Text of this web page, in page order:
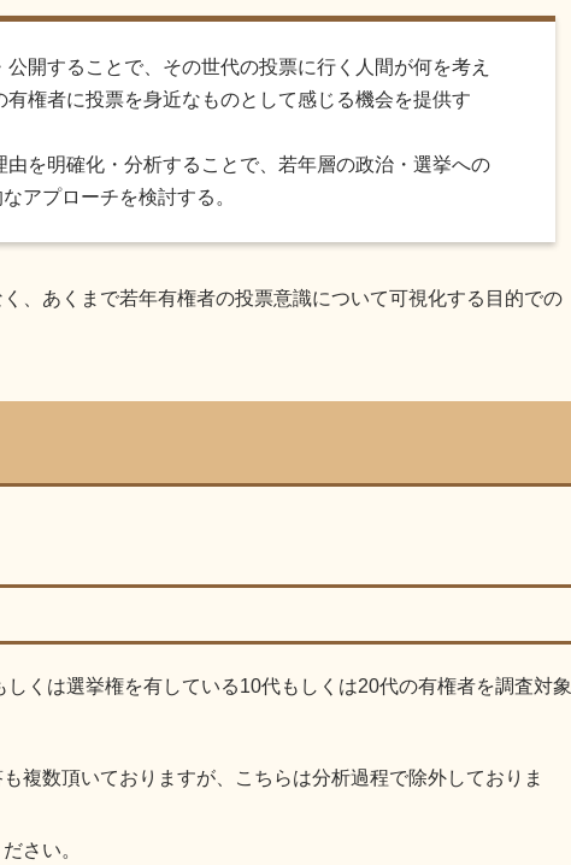
開することで、その世代の投票に行く人間が何を考え
権者に投票を身近なものとして感じる機会を提供す
を明確化・分析することで、若年層の政治・選挙への
アプローチを検討する。
、あくまで若年有権者の投票意識について可視化する目的での
くは選挙権を有している10代もしくは20代の有権者を調査対象
複数頂いておりますが、こちらは分析過程で除外しておりま
さい。